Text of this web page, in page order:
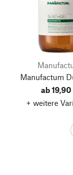
Manufactum
ab 19,90
+ weitere